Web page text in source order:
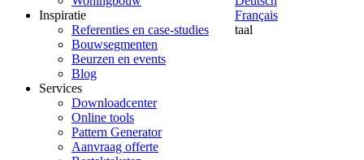
Français
taal
Inspiratie
Referenties en case-studies
Bouwsegmenten
Beurzen en events
Blog
Services
Downloadcenter
Online tools
Pattern Generator
Aanvraag offerte